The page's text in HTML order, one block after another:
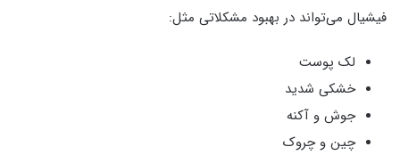
فیشیال می‌تواند در بهبود مشکلاتی مثل:
لک پوست
خشکی شدید
جوش و آکنه
چین و چروک